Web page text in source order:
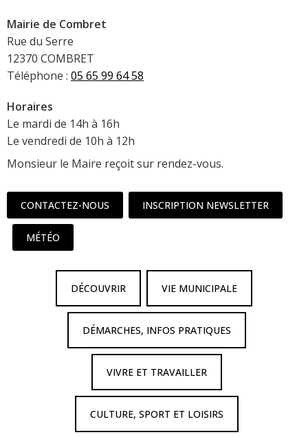
Mairie de Combret
Rue du Serre
12370 COMBRET
Téléphone : 05 65 99 64 58
Horaires
Le mardi de 14h à 16h
Le vendredi de 10h à 12h
Monsieur le Maire reçoit sur rendez-vous.
CONTACTEZ-NOUS INSCRIPTION NEWSLETTER
MÉTÉO
DÉCOUVRIR VIE MUNICIPALE
DÉMARCHES, INFOS PRATIQUES
VIVRE ET TRAVAILLER
CULTURE, SPORT ET LOISIRS